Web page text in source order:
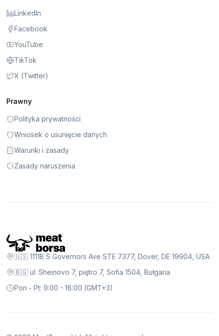
LinkedIn
Facebook
YouTube
TikTok
X (Twitter)
Prawny
Polityka prywatności
Wniosek o usunięcie danych
Warunki i zasady
Zasady naruszenia
🇺🇸 1111B S Governors Ave STE 7377, Dover, DE 19904, USA
🇧🇬 ul. Sheinovo 7, piętro 7, Sofia 1504, Bułgaria
Pon - Pt: 9:00 - 18:00 (GMT+3)